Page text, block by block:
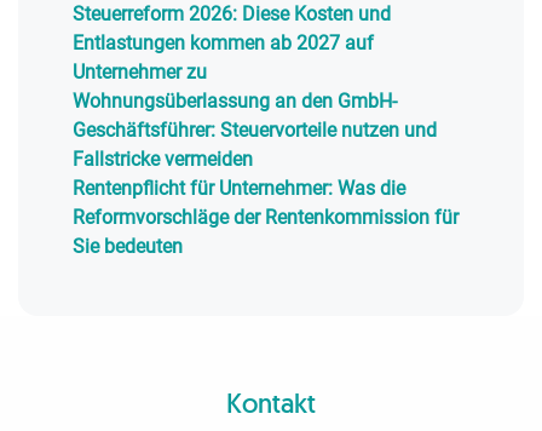
Steuerreform 2026: Diese Kosten und
Entlastungen kommen ab 2027 auf
Unternehmer zu
Wohnungsüberlassung an den GmbH-
Geschäftsführer: Steuervorteile nutzen und
Fallstricke vermeiden
Rentenpflicht für Unternehmer: Was die
Reformvorschläge der Rentenkommission für
Sie bedeuten
Kontakt